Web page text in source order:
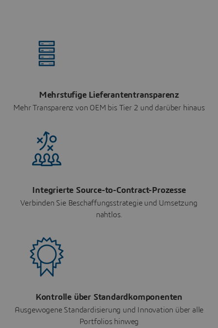
Mehrstufige Lieferantentransparenz
Mehr Transparenz von OEM bis Tier 2 und darüber hinaus
Integrierte Source-to-Contract-Prozesse
Verbinden Sie Beschaffungsstrategie und Umsetzung
nahtlos.
Kontrolle über Standardkomponenten
Ausgewogene Standardisierung und Innovation über alle
Portfolios hinweg